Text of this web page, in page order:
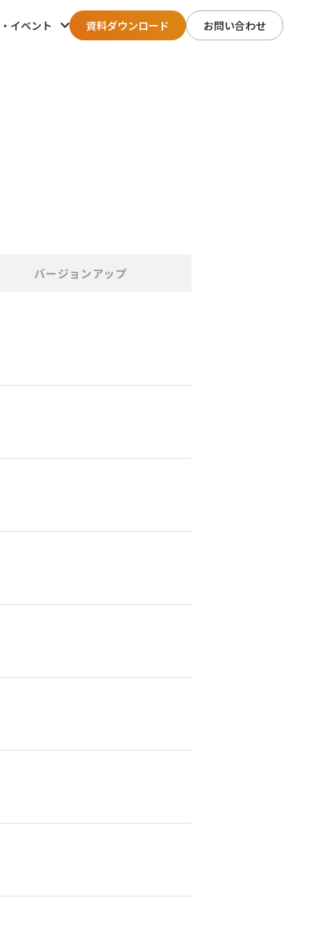
イベント 資料ダウンロード お問い合わせ
バージョンアップ